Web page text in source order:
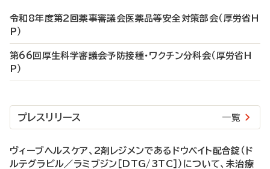
令和8年度第2回薬事審議会医薬品等安全対策部会（厚労省H
P）
第66回厚生科学審議会予防接種・ワクチン分科会（厚労省H
P）
プレスリリース 一覧
ヴィーブヘルスケア、2剤レジメンであるドウベイト配合錠（ド
ルテグラビル／ラミブジン［DTG/3TC］）について、未治療